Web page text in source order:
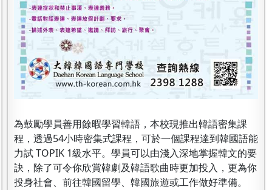
為鼓勵學員善用餘暇學習韓語，本校現推出韓語密集課
程，透過54小時密集式課程，可於一個課程達到韓國語能
力試 TOPIK 1級水平。學員可以由淺入深地掌握韓文的要
訣，除了可令你欣賞韓劇及韓語歌曲時更加投入，更為你
投身社會、前往韓國留學、韓國旅遊或工作做好準備。